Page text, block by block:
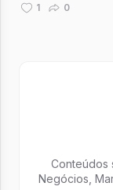
1 0
Conteúdos
Negócios,